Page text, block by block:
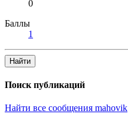
0
Баллы
1
Найти
Поиск публикаций
Найти все сообщения mahovik